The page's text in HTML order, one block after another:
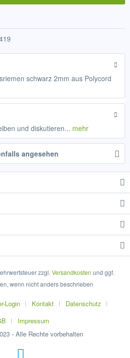
schwarz 2mm aus Polycord
und diskutieren... mehr
angesehen
zzgl. Versandkosten und ggf.
wenn nicht anders beschrieben
Login Kontakt
Datenschutz
Impressum
- Alle Rechte vorbehalten